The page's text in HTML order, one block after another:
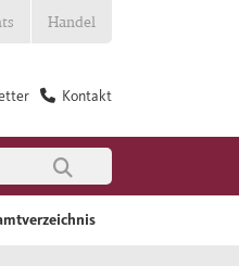
Handel
Kontakt